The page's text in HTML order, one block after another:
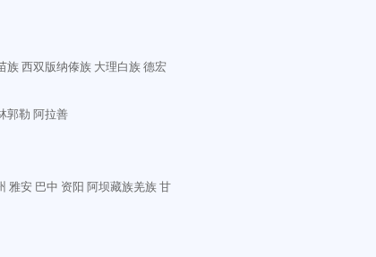
族西双版纳傣族 大理白族德宏
郭勒 阿拉善
雅安 巴中 资阳 阿坝藏族羌族甘